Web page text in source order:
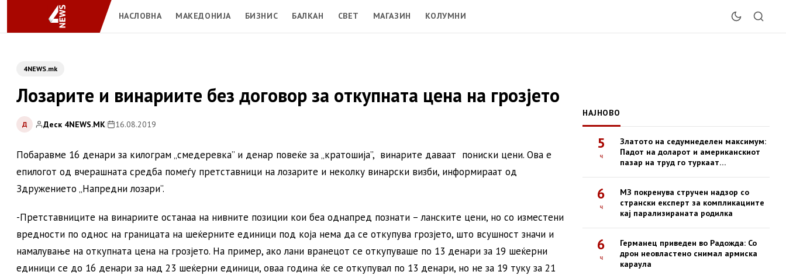
НАСЛОВНА МАКЕДОНИЈА БИЗНИС БАЛКАН СВЕТ МАГАЗИН КОЛУМНИ
4NEWS.mk
Лозарите и винариите без договор за откупната цена на грозјето
Д Деск 4NEWS.MK| 16.08.2019
Побаравме 16 денари за килограм „смедеревка” и денар повеќе за „кратошија”, винарите даваат пониски цени. Ова е
епилогот од вчерашната средба помеѓу претставници на лозарите и неколку винарски визби, информираат од
Здружението „Напредни лозари”.
-Претставниците на винариите останаа на нивните позиции кои беа однапред познати – ланските цени, но со изместени
вредности по однос на границата на шеќерните единици под која нема да се откупува грозјето, што всушност значи и
намалување на откупната цена на грозјето. На пример, ако лани вранецот се откупуваше по 13 денари за 19 шеќерни
единици се до 16 денари за над 23 шеќерни единици, оваа година ќе се откупувал по 13 денари, но не за 19 туку за 21
НАЈНОВО
5
ч
Златото на седумнеделен максимум:
Падот на доларот и американскиот
пазар на труд го туркаат
6
ч
МЗ покренува стручен надзор со
странски експерт за компликациите
кај парализираната родилка
6
ч
Германец приведен во Радожда: Со
дрон неовластено снимал армиска
караула